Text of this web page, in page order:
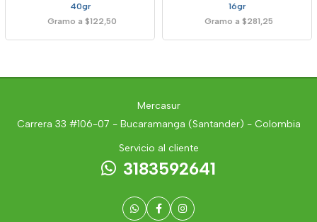
40gr
Gramo a $122,50
16gr
Gramo a $281,25
Mercasur
Carrera 33 #106-07 - Bucaramanga (Santander) - Colombia
Servicio al cliente
3183592641